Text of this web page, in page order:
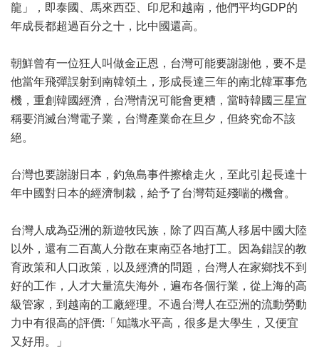
龍」，即泰國、馬來西亞、印尼和越南，他們平均GDP的
年成長都超過百分之十，比中國還高。
朝鮮曾有一位狂人叫做金正恩，台灣可能要謝謝他，要不是
他當年飛彈誤射到南韓領土，形成長達三年的南北韓軍事危
機，重創韓國經濟，台灣情況可能會更糟，當時韓國三星宣
稱要消滅台灣電子業，台灣產業命在旦夕，但終究命不該
絕。
台灣也要謝謝日本，釣魚島事件擦槍走火，至此引起長達十
年中國對日本的經濟制裁，給予了台灣苟延殘喘的機會。
台灣人成為亞洲的新遊牧民族，除了四百萬人移居中國大陸
以外，還有二百萬人分散在東南亞各地打工。因為錯誤的教
育政策和人口政策，以及經濟的問題，台灣人在家鄉找不到
好的工作，人才大量流失海外，遍布各個行業，從上海的高
級管家，到越南的工廠經理。不過台灣人在亞洲的流動勞動
力中有很高的評價:「知識水平高，很多是大學生，又便宜
又好用。」